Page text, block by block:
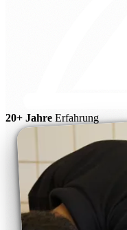
20+ Jahre Erfahrung